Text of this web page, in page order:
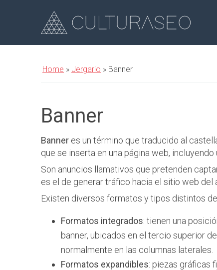
Home » Jergario » Banner
Banner
Banner es un término que traducido al
que se inserta en una página web,
Son anuncios llamativos que pretenden
es el de generar tráfico hacia el sitio web del
Existen diversos formatos y tipos distintos
Formatos integrados: tienen una
banner, ubicados en el tercio superior
normalmente en las columnas laterales.
Formatos expandibles: piezas gráficas